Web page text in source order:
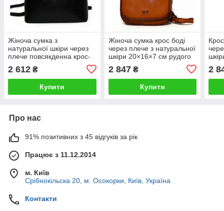
Жіноча сумка з
натуральної шкіри через
плече повсякденна крос-
2 612 ₴
Купити
Жіноча сумка крос боді
через плече з натуральної
шкіри 20×16×7 см рудого
2 847₴
Купити
2
Про нас
91% позитивних з 45 відгуків за рік
Працює з 11.12.2014
м. Київ
Срібнокільска 20, м. Осокорки, Київ, Україна
Контакти